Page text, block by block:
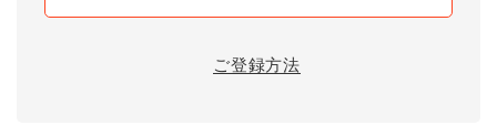
ご登録方法